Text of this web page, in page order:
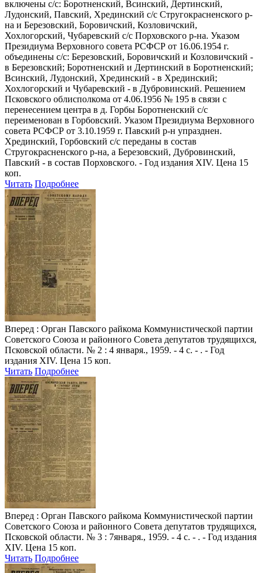
включены с/с: Боротненский, Всинский, Дертинский,
Лудонский, Павский, Хрединский с/с Стругокрасненского р-
на и Березовский, Боровичский, Козловичский,
Хохлогорский, Чубаревский с/с Порховского р-на. Указом
Президиума Верховного совета РСФСР от 16.06.1954 г.
объединены с/с: Березовский, Боровичский и Козловичский -
в Березовский; Боротненский и Дертинский в Боротненский;
Всинский, Лудонский, Хрединский - в Хрединский;
Хохлогорский и Чубаревский - в Дубровинский. Решением
Псковского облисполкома от 4.06.1956 № 195 в связи с
перенесением центра в д. Горбы Боротненский с/с
переименован в Горбовский. Указом Президиума Верховного
совета РСФСР от 3.10.1959 г. Павский р-н упразднен.
Хрединский, Горбовский с/с переданы в состав
Стругокрасненского р-на, а Березовский, Дубровинский,
Павский - в состав Порховского. - Год издания XIV. Цена 15
коп.
Читать Подробнее
Вперед : Орган Павского райкома Коммунистической партии
Советского Союза и районного Совета депутатов трудящихся,
Псковской области. № 2 : 4 января., 1959. - 4 с. - . - Год
издания XIV. Цена 15 коп.
Читать Подробнее
Вперед : Орган Павского райкома Коммунистической партии
Советского Союза и районного Совета депутатов трудящихся,
Псковской области. № 3 : 7января., 1959. - 4 с. - . - Год издания
XIV. Цена 15 коп.
Читать Подробнее